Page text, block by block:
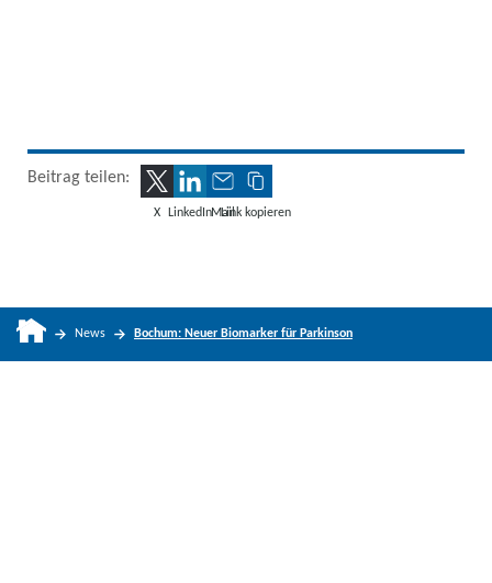
Beitrag teilen:
X LinkedInMailLink kopieren
News Bochum: Neuer Biomarker für Parkinson